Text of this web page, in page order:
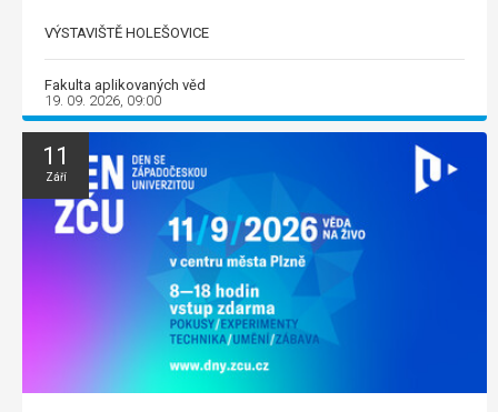
VÝSTAVIŠTĚ HOLEŠOVICE
Fakulta aplikovaných věd
19. 09. 2026, 09:00
11
Září